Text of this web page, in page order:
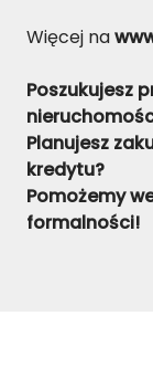
Więcej na
Poszukujesz
Planujesz
kredytu?
Pomożemy
formalności!